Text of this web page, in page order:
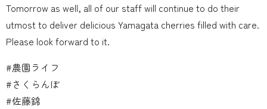
Tomorrow as well, all of our staff will continue to do their
utmost to deliver delicious Yamagata cherries filled with care.
Please look forward to it.
#農園ライフ
#さくらんぼ
#佐藤錦